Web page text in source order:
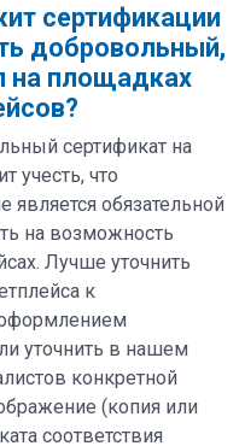
сертификации
добровольный,
на площадках
сертификат на
учесть, что
является обязательной
на возможность
Лучше уточнить
к
уточнить в нашем
конкретной
(копия или
соответствия